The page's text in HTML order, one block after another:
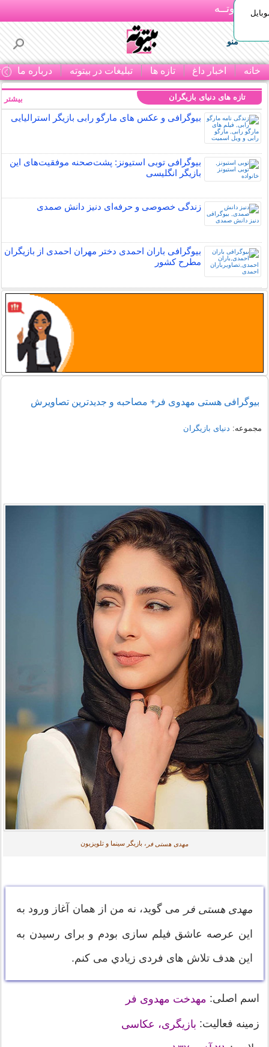
بـیتوتــه
منو
خانه اخبار داغ تازه ها تبلیغات در بیتوته درباره ما
تازه های دنیای بازیگران
بیوگرافی و عکس های مارگو رابی بازیگر استرالیایی
بیوگرافی توبی استیونز: پشت‌صحنه موفقیت‌های این
بازیگر انگلیسی
زندگی خصوصی و حرفه‌ای دنیز دانش صمدی
بیوگرافی باران احمدی دختر مهران احمدی از بازیگران
مطرح کشور
بیشتر
بیوگرافی هستی مهدوی فر+ مصاحبه و جدیدترین تصاویرش
مجموعه: دنیای بازیگران
مهدی هستی فر ، بازیگر سینما و تلویزیون
مهدی هستی فر می گوید، نه من از همان آغاز ورود به
این عرصه عاشق فیلم سازی بودم و برای رسیدن به
این هدف تلاش های فردی زيادي می کنم.
اسم اصلی: مهدخت مهدوی فر
زمینه فعالیت: بازیگری، عکاسی